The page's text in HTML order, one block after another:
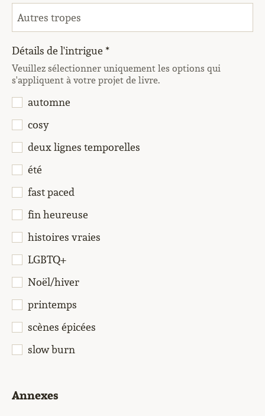
Détails de l'intrigue *
Veuillez sélectionner uniquement les options qui
s'appliquent à votre projet de livre.
automne
cosy
deux lignes temporelles
été
fast paced
fin heureuse
histoires vraies
LGBTQ+
Noël/hiver
printemps
scènes épicées
slow burn
Annexes